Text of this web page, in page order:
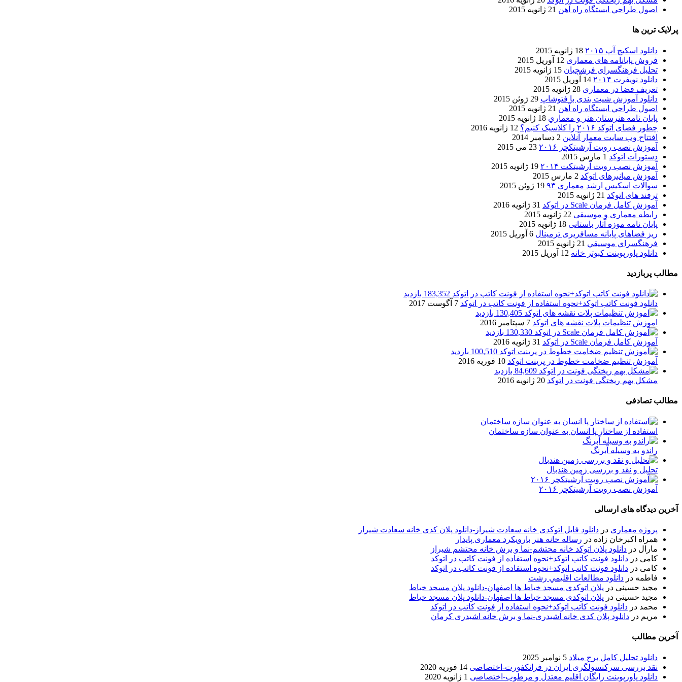
اصول طراحي ایستگاه راه آهن 21 ژانویه 2015
پرلایک ترین ها
دانلود اسکیچ آپ ۲۰۱۵
18 ژانویه 2015
فروش پایانامه های معماری 12 آوریل 2015
تحلیل فرهنگسرای فرشچیان 15 ژانویه 2015
دانلود نویفرت ۲۰۱۴
14 آوریل 2015
تعریف فضا در معماری 28 ژانویه 2015
دانلود آموزش شیت بندی با فتوشاپ 29 ژوئن 2015
اصول طراحي ایستگاه راه آهن 21 ژانویه 2015
پایان نامه هنرستان هنر و معماري 18 ژانویه 2015
چطور فضای اتوکد ۲۰۱۶ را کلاسیک کنیم؟
12 ژانویه 2016
افتتاح وب سایت معمار آنلاین 2 دسامبر 2014
آموزش نصب رویت آرشیتکچر ۲۰۱۶
23 می 2015
دستورات اتوکد 1 مارس 2015
آموزش نصب رویت آرشیتکت ۲۰۱۴
19 ژانویه 2015
آموزش میانبرهای اتوکد 2 مارس 2015
سوالات اسکیس ارشد معماری ۹۳
19 ژوئن 2015
ترفند های اتوکد 21 ژانویه 2015
آموزش کامل فرمان Scale در اتوکد
31 ژانویه 2016
رابطه معماری و موسیقی 22 ژانویه 2015
پایان نامه موزه آثار باستانی 18 ژانویه 2015
ریز فضاهای پایانه مسافربری ترمینال 6 آوریل 2015
فرهنگسراي موسيقي 21 ژانویه 2015
دانلود پاورپوینت کبوتر خانه 12 آوریل 2015
مطالب پربازدید
183,352 بازدید
دانلود فونت کاتب اتوکد+نحوه استفاده از فونت کاتب در اتوکد 7 آگوست 2017
130,405 بازدید
اموزش تنظیمات پلات نقشه های اتوکد 7 سپتامبر 2016
130,330 بازدید
آموزش کامل فرمان Scale در اتوکد
31 ژانویه 2016
100,510 بازدید
آموزش تنظیم ضخامت خطوط در پرینت اتوکد 10 فوریه 2016
84,609 بازدید
مشکل بهم ریختگی فونت در اتوکد 20 ژانویه 2016
مطالب تصادفی
استفاده از ساختار پا انسان به عنوان سازه ساختمان
راندو به وسیله آبرنگ
تحلیل و نقد و بررسی زمین هندبال
آموزش نصب رویت آرشیتکچر ۲۰۱۶
آخرین دیدگاه های ارسالی
پروژه معماری در دانلود فایل اتوکدی خانه سعادت شیراز-دانلود پلان کدی خانه سعادت شیراز
همراه اکبرخان زاده در رساله خانه هنر بارویکرد معماری پایدار
مارال در دانلود پلان اتوکد خانه محتشم-نما و برش خانه محتشم شیراز
کامی در دانلود فونت کاتب اتوکد+نحوه استفاده از فونت کاتب در اتوکد
کامی در دانلود فونت کاتب اتوکد+نحوه استفاده از فونت کاتب در اتوکد
فاطمه در دانلود مطالعات اقليمي رشت
مجید حسینی در پلان اتوکدی مسجد خیاط ها اصفهان-دانلود پلان مسجد خیاط
مجید حسینی در پلان اتوکدی مسجد خیاط ها اصفهان-دانلود پلان مسجد خیاط
محمد در دانلود فونت کاتب اتوکد+نحوه استفاده از فونت کاتب در اتوکد
مریم در دانلود پلان کدی خانه اشیدری-نما و برش خانه اشیدری کرمان
آخرین مطالب
دانلود تحلیل کامل برج میلاد 5 نوامبر 2025
نقد بررسی سرکنسولگری ایران در فرانکفورت-اختصاصی 14 فوریه 2020
دانلود پاورپوینت رایگان اقلیم معتدل و مرطوب-اختصاصی 1 ژانویه 2020